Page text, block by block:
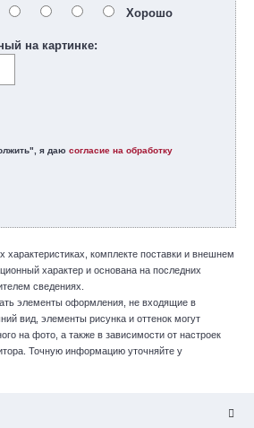
Хорошо
на картинке:
я даю согласие на обработку
характеристиках, комплекте поставки и внешнем
характер и основана на последних
сведениях.
элементы оформления, не входящие в
вид, элементы рисунка и оттенок могут
на фото, а также в зависимости от настроек
Точную информацию уточняйте у